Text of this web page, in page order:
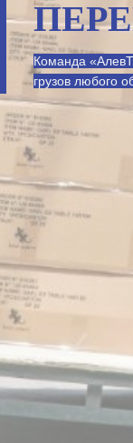
Команда
грузов любого